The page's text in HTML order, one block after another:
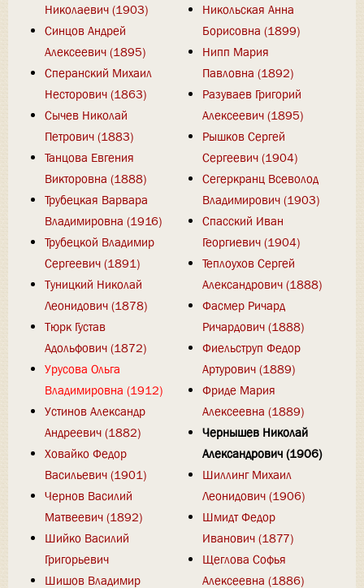
Николаевич (1903)
Синцов Андрей
Алексеевич (1895)
Сперанский Михаил
Несторович (1863)
Сычев Николай
Петрович (1883)
Танцова Евгения
Викторовна (1888)
Трубецкая Варвара
Владимировна (1916)
Трубецкой Владимир
Сергеевич (1891)
Туницкий Николай
Леонидович (1878)
Тюрк Густав
Адольфович (1872)
Урусова Ольга
Владимировна (1912)
Устинов Александр
Андреевич (1882)
Ховайко Федор
Васильевич (1901)
Чернов Василий
Матвеевич (1892)
Шийко Василий
Григорьевич
Шишов Владимир
Никольская Анна
Борисовна (1899)
Нипп Мария
Павловна (1892)
Разуваев Григорий
Алексеевич (1895)
Рышков Сергей
Сергеевич (1904)
Сегеркранц Всеволод
Владимирович (1903)
Спасский Иван
Георгиевич (1904)
Теплоухов Сергей
Александрович (1888)
Фасмер Ричард
Ричардович (1888)
Фиельструп Федор
Артурович (1889)
Фриде Мария
Алексеевна (1889)
Чернышев Николай
Александрович (1906)
Шиллинг Михаил
Леонидович (1906)
Шмидт Федор
Иванович (1877)
Щеглова Софья
Алексеевна (1886)